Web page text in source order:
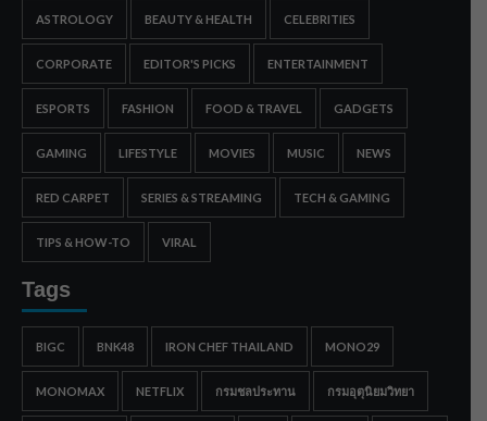
ASTROLOGY BEAUTY & HEALTH CELEBRITIES
CORPORATE EDITOR'S PICKS ENTERTAINMENT
ESPORTS FASHION FOOD & TRAVEL GADGETS
GAMING LIFESTYLE MOVIES MUSIC NEWS
RED CARPET SERIES & STREAMING TECH & GAMING
TIPS & HOW-TO VIRAL
Tags
BIGC BNK48 IRON CHEF THAILAND MONO29
MONOMAX NETFLIX กรมชลประทาน กรมอุตุนิยมวิทยา